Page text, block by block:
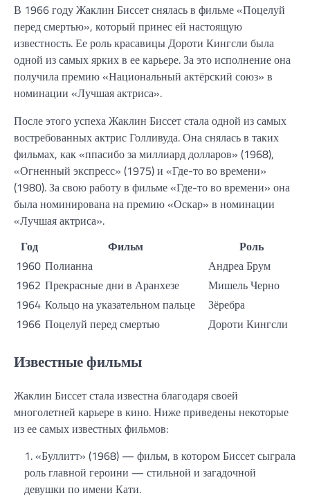
В 1966 году Жаклин Биссет снялась в фильме «Поцелуй
перед смертью», который принес ей настоящую
известность. Ее роль красавицы Дороти Кингсли была
одной из самых ярких в ее карьере. За это исполнение она
получила премию «Национальный актёрский союз» в
номинации «Лучшая актриса».
После этого успеха Жаклин Биссет стала одной из самых
востребованных актрис Голливуда. Она снялась в таких
фильмах, как «ппасибо за миллиард долларов» (1968),
«Огненный экспресс» (1975) и «Где-то во времени»
(1980). За свою работу в фильме «Где-то во времени» она
была номинирована на премию «Оскар» в номинации
«Лучшая актриса».
Год
Фильм
Роль
1960 Полианна
Андреа Брум
1962 Прекрасные дни в Аранхезе
Мишель Черно
1964 Кольцо на указательном пальце
Зёребра
1966 Поцелуй перед смертью Дороти Кингсли
Известные фильмы
Жаклин Биссет стала известна благодаря своей
многолетней карьере в кино. Ниже приведены некоторые
из ее самых известных фильмов:
«Буллитт» (1968) — фильм, в котором Биссет сыграла
роль главной героини — стильной и загадочной
девушки по имени Кати.